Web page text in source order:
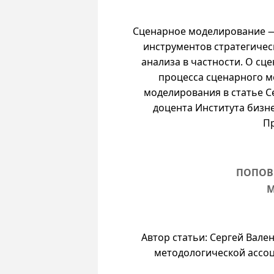
Сценарное моделирование
инструментов
анализа в частности. О
процесса сценарного
моделирования в статье
доцента Института
ПОПОВ
Автор статьи: Сергей
методологической